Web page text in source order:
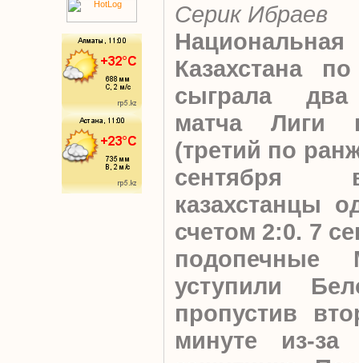
Серик Ибраев
Казахстана
сыграла
матча Лиги
(третий по
сентября
казахстанцы
счетом 2:0. 7
подопечные
уступили
пропустив
минуте из-